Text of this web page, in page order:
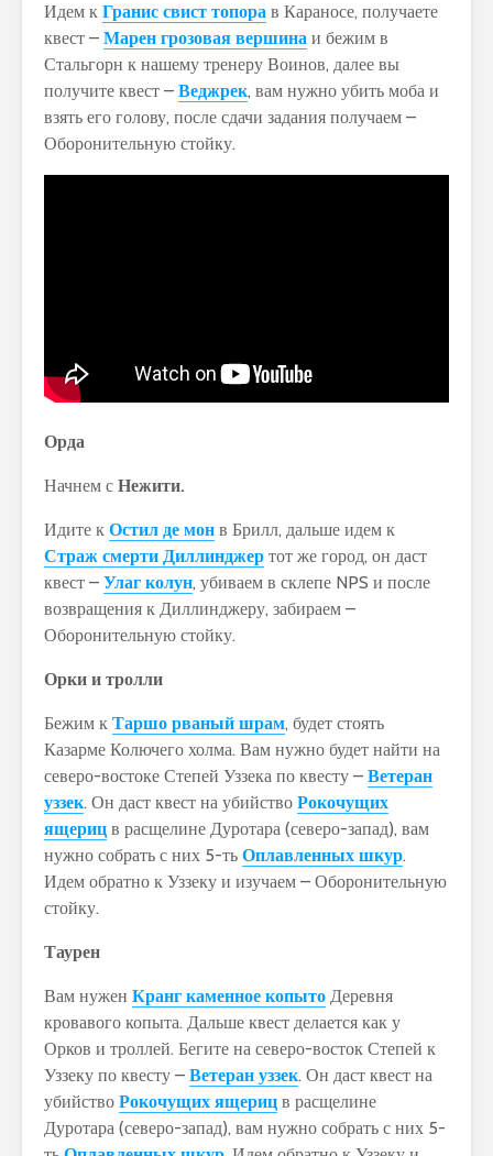
Идем к Гранис свист топора в Караносе, получаете
квест – Марен грозовая вершина и бежим в
Стальгорн к нашему тренеру Воинов, далее вы
получите квест – Веджрек, вам нужно убить моба и
взять его голову, после сдачи задания получаем –
Оборонительную стойку.
Орда
Начнем с Нежити.
Идите к Остил де мон в Брилл, дальше идем к
Страж смерти Диллинджер тот же город, он даст
квест – Улаг колун, убиваем в склепе NPS и после
возвращения к Диллинджеру, забираем –
Оборонительную стойку.
Орки и тролли
Бежим к Таршо рваный шрам, будет стоять
Казарме Колючего холма. Вам нужно будет найти на
северо-востоке Степей Уззека по квесту – Ветеран
уззек. Он даст квест на убийство Рокочущих
ящериц в расщелине Дуротара (северо-запад), вам
нужно собрать с них 5-ть Оплавленных шкур.
Идем обратно к Уззеку и изучаем – Оборонительную
стойку.
Таурен
Вам нужен Кранг каменное копыто Деревня
кровавого копыта. Дальше квест делается как у
Орков и троллей. Бегите на северо-восток Степей к
Уззеку по квесту – Ветеран уззек. Он даст квест на
убийство Рокочущих ящериц в расщелине
Дуротара (северо-запад), вам нужно собрать с них 5-